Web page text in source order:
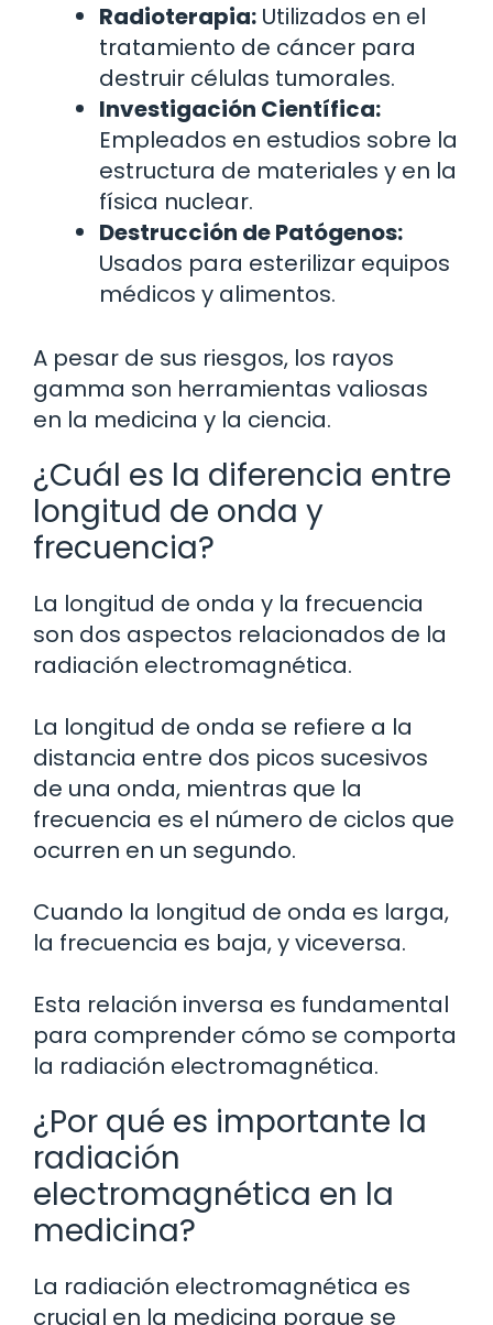
Radioterapia: Utilizados en el
tratamiento de cáncer para
destruir células tumorales.
Investigación Científica:
Empleados en estudios sobre la
estructura de materiales y en la
física nuclear.
Destrucción de Patógenos:
Usados para esterilizar equipos
médicos y alimentos.
A pesar de sus riesgos, los rayos
gamma son herramientas valiosas
en la medicina y la ciencia.
¿Cuál es la diferencia entre
longitud de onda y
frecuencia?
La longitud de onda y la frecuencia
son dos aspectos relacionados de la
radiación electromagnética.
La longitud de onda se refiere a la
distancia entre dos picos sucesivos
de una onda, mientras que la
frecuencia es el número de ciclos que
ocurren en un segundo.
Cuando la longitud de onda es larga,
la frecuencia es baja, y viceversa.
Esta relación inversa es fundamental
para comprender cómo se comporta
la radiación electromagnética.
¿Por qué es importante la
radiación
electromagnética en la
medicina?
La radiación electromagnética es
crucial en la medicina porque se